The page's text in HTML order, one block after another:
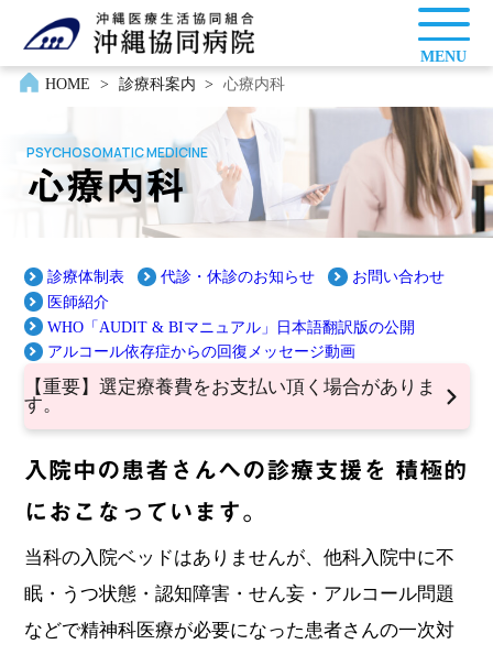
MENU
HOME
> 診療科案内 > 心療内科
PSYCHOSOMATIC MEDICINE
心療内科
診療体制表 代診・休診のお知らせ
お問い合わせ
医師紹介
WHO「AUDIT & BIマニュアル」日本語翻訳版の公開
アルコール依存症からの回復メッセージ動画
【重要】選定療養費をお支払い頂く場合がありま
す。
入院中の患者さんへの診療支援を 積極的
におこなっています。
当科の入院ベッドはありませんが、他科入院中に不
眠・うつ状態・認知障害・せん妄・アルコール問題
などで精神科医療が必要になった患者さんの一次対